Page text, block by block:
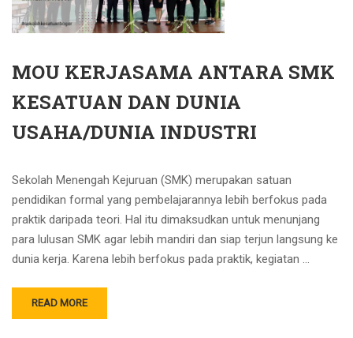
MOU KERJASAMA ANTARA SMK
KESATUAN DAN DUNIA
USAHA/DUNIA INDUSTRI
Sekolah Menengah Kejuruan (SMK) merupakan satuan
pendidikan formal yang pembelajarannya lebih berfokus pada
praktik daripada teori. Hal itu dimaksudkan untuk menunjang
para lulusan SMK agar lebih mandiri dan siap terjun langsung ke
dunia kerja. Karena lebih berfokus pada praktik, kegiatan …
READ MORE